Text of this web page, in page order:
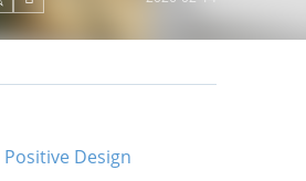
Design